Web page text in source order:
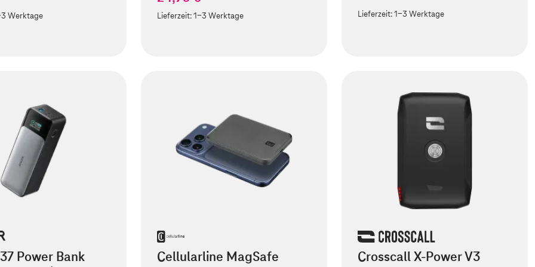
Werktage Lieferzeit:1-3 Werktage Lieferzeit:1-3 Werktage
Power Bank
Cellularline MagSafe
Crosscall X-Power V3